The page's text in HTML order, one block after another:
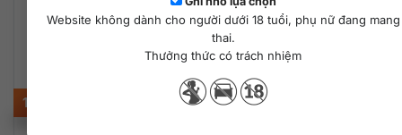
Website không dành cho người dưới 18 tuổi, phụ nữ đang mang
thai.
Thưởng thức có trách nhiệm
1.980.000 1.200.000